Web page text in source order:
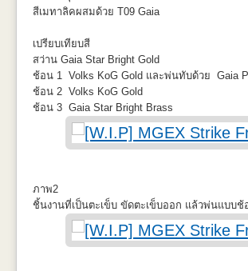
มุมจากด้านในจะเห็นชัดเจนเลย หลุมสองด้านเล
โค้ง
ประตูห้องนักบินด้านขวาตัดออกเตรียมทำรายละ
เห็นอนาคตเล็กน้อย กับการประกบชิ้นทั้งสองด้า
สีเมทาลิคผสมด้วย T09 Gaia
เปรียบเทียบสี
สว่าน Gaia Star Bright Gold
ช้อน 1 Volks KoG Gold และพ่นทับด้วย Gaia
ช้อน 2 Volks KoG Gold
ช้อน 3 Gaia Star Bright Brass
ภาพ2
ชิ้นงานที่เป็นตะเข็บ ขัดตะเข็บออก แล้วพ่นแบบช้